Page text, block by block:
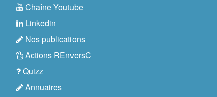
Chaîne Youtube
Linkedin
Nos publications
Actions REnversC
Quizz
Annuaires